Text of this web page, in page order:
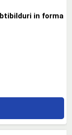
in forma